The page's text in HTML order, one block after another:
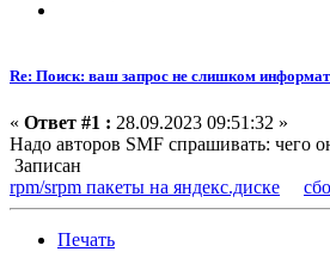
Re: Поиск: ваш запрос не слишком
« Ответ #1 : 28.09.2023 09:51:32 »
Надо авторов SMF спрашивать: чего
Записан
rpm/srpm пакеты на яндекс.диске
Печать